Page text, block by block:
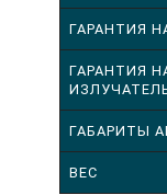
ГАРАНТИЯ
ГАРАНТИЯ
ГАБАРИТЫ
ВЕС